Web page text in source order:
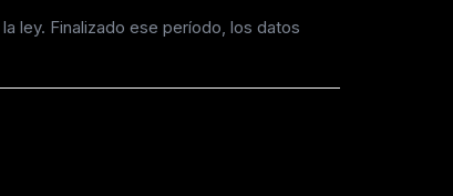
ley. Finalizado ese período, los datos